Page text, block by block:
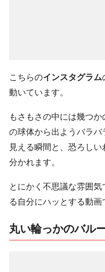
こちらのインスタグラム
動いています。
もさもさの中には幾つ
の球体から出ようバラ
見える瞬間と、恐ろし
分かれます。
とにかく不思議な雰囲
る自分にハッとする動画
丸い輪っかのバル